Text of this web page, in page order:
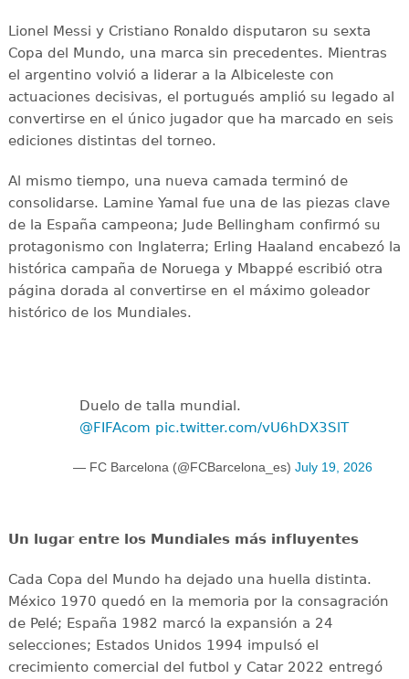
Lionel Messi y Cristiano Ronaldo disputaron su sexta
Copa del Mundo, una marca sin precedentes. Mientras
el argentino volvió a liderar a la Albiceleste con
actuaciones decisivas, el portugués amplió su legado al
convertirse en el único jugador que ha marcado en seis
ediciones distintas del torneo.
Al mismo tiempo, una nueva camada terminó de
consolidarse. Lamine Yamal fue una de las piezas clave
de la España campeona; Jude Bellingham confirmó su
protagonismo con Inglaterra; Erling Haaland encabezó la
histórica campaña de Noruega y Mbappé escribió otra
página dorada al convertirse en el máximo goleador
histórico de los Mundiales.
Duelo de talla mundial.
@FIFAcom pic.twitter.com/vU6hDX3SlT
— FC Barcelona (@FCBarcelona_es) July 19, 2026
Un lugar entre los Mundiales más influyentes
Cada Copa del Mundo ha dejado una huella distinta.
México 1970 quedó en la memoria por la consagración
de Pelé; España 1982 marcó la expansión a 24
selecciones; Estados Unidos 1994 impulsó el
crecimiento comercial del futbol y Catar 2022 entregó